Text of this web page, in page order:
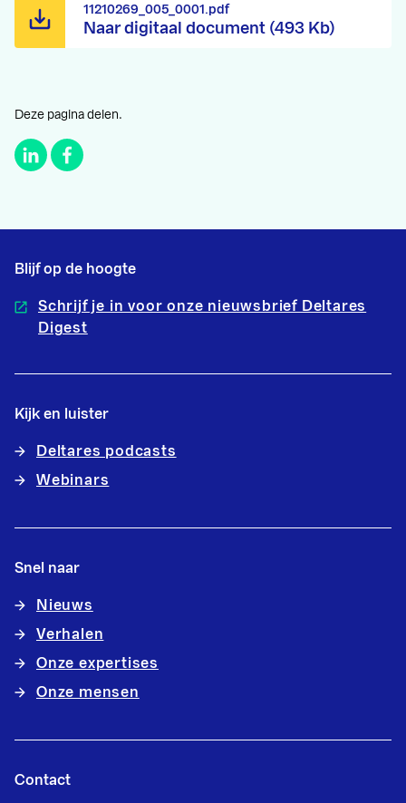
Naar digitaal document (493 Kb)
11210269_005_0001.pdf
Deze pagina delen.
Blijf op de hoogte
Schrijf je in voor onze nieuwsbrief Deltares
Digest
Kijk en luister
Deltares podcasts
Webinars
Snel naar
Nieuws
Verhalen
Onze expertises
Onze mensen
Contact